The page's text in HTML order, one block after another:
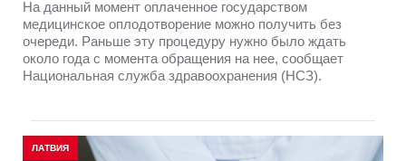
На данный момент оплаченное государством
медицинское оплодотворение можно получить без
очереди. Раньше эту процедуру нужно было ждать
около года с момента обращения на нее, сообщает
Национальная служба здравоохранения (НСЗ).
ЛАТВИЯ